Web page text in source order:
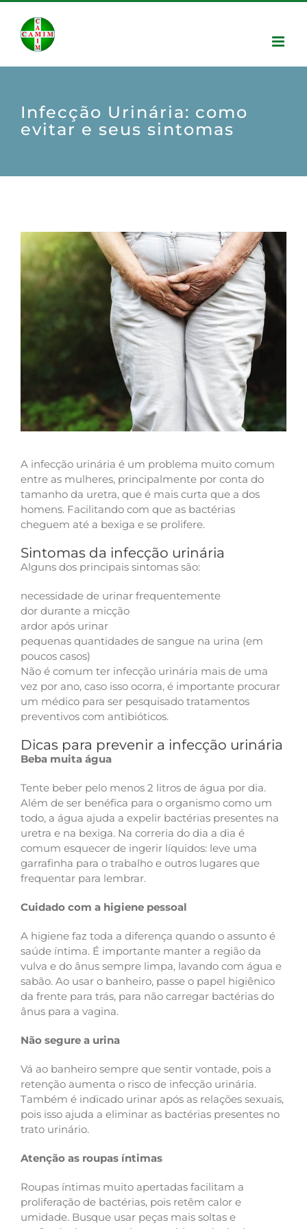
Infecção Urinária: como
evitar e seus sintomas
A infecção urinária é um problema muito comum
entre as mulheres, principalmente por conta do
tamanho da uretra, que é mais curta que a dos
homens. Facilitando com que as bactérias
cheguem até a bexiga e se prolifere.
Sintomas da infecção urinária
Alguns dos principais sintomas são:
necessidade de urinar frequentemente
dor durante a micção
ardor após urinar
pequenas quantidades de sangue na urina (em
poucos casos)
Não é comum ter infecção urinária mais de uma
vez por ano, caso isso ocorra, é importante procurar
um médico para ser pesquisado tratamentos
preventivos com antibióticos.
Dicas para prevenir a infecção urinária
Beba muita água
Tente beber pelo menos 2 litros de água por dia.
Além de ser benéfica para o organismo como um
todo, a água ajuda a expelir bactérias presentes na
uretra e na bexiga. Na correria do dia a dia é
comum esquecer de ingerir líquidos: leve uma
garrafinha para o trabalho e outros lugares que
frequentar para lembrar.
Cuidado com a higiene pessoal
A higiene faz toda a diferença quando o assunto é
saúde íntima. É importante manter a região da
vulva e do ânus sempre limpa, lavando com água e
sabão. Ao usar o banheiro, passe o papel higiênico
da frente para trás, para não carregar bactérias do
ânus para a vagina.
Não segure a urina
Vá ao banheiro sempre que sentir vontade, pois a
retenção aumenta o risco de infecção urinária.
Também é indicado urinar após as relações sexuais,
pois isso ajuda a eliminar as bactérias presentes no
trato urinário.
Atenção as roupas íntimas
Roupas íntimas muito apertadas facilitam a
proliferação de bactérias, pois retêm calor e
umidade. Busque usar peças mais soltas e